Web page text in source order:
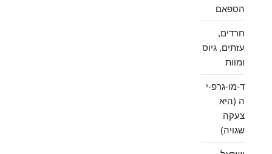
הספאם
חרדים,
עזתים, גיוס
ומוות
ד-מו-גרפ-י
ה (היא
צעקה
שגויה)